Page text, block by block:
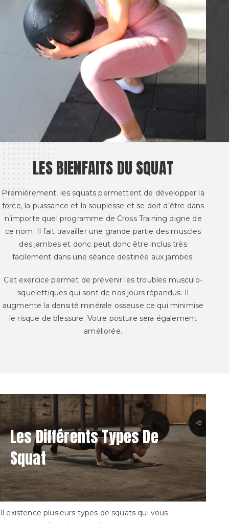
LES BIENFAITS DU SQUAT
Premièrement, les squats permettent de développer la
force, la puissance et la souplesse et se doit d’être dans
n’importe quel programme de Cross Training digne de
ce nom. Il fait travailler une grande partie des muscles
des jambes et donc peut donc être inclus très
facilement dans une séance destinée aux jambes.
Cet exercice permet de prévenir les troubles musculo-
squelettiques qui sont de nos jours répandus. Il
augmente la densité minérale osseuse ce qui minimise
le risque de blessure. Votre posture sera également
améliorée.
Les Différents Types De
Squat
Il existence plusieurs types de squats qui vous